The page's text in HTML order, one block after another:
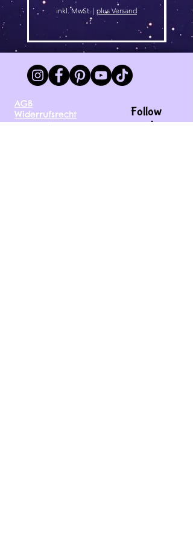
inkl. MwSt.| plus Versand
AGB
Widerrufsrecht
Datenschutz
Follow
me !